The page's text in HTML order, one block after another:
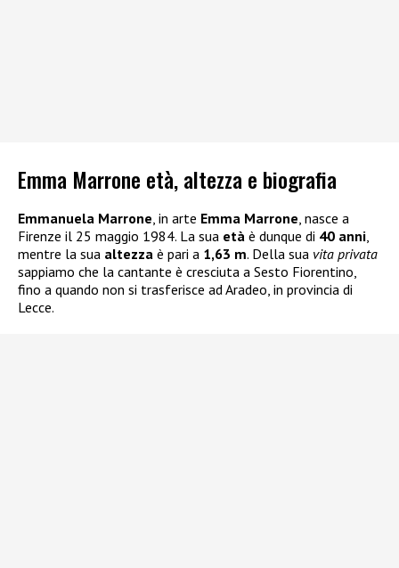
Emma Marrone età, altezza e biografia
Emmanuela Marrone , in arte Emma Marrone , nasce a
Firenze il 25 maggio 1984. La sua età è dunque di 40 anni
mentre la sua altezza è pari a 1,63 m. Della sua vita privata
sappiamo che la cantante è cresciuta a Sesto Fiorentino,
fino a quando non si trasferisce ad Aradeo, in provincia di
Lecce.